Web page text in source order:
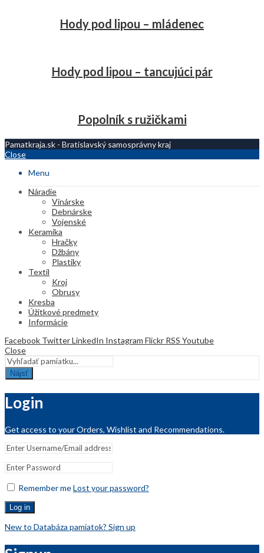
Hody pod lipou – mládenec
Hody pod lipou – tancujúci pár
Popolník s ružičkami
Pamatkraja.sk - Bratislavský samosprávny kraj
Close
Menu
Náradie
Vinárske
Debnárske
Vojenské
Keramika
Hračky
Džbány
Plastiky
Textil
Kroj
Obrusy
Kresba
Úžitkové predmety
Informácie
Facebook TwitterLinkedIn Instagram Flickr RSS Youtube
Close
Nájsť
Login
Get access to your Orders, Wishlist and Recommendations.
Remember meLost your password?
Log in
New to Databáza pamiatok? Sign up